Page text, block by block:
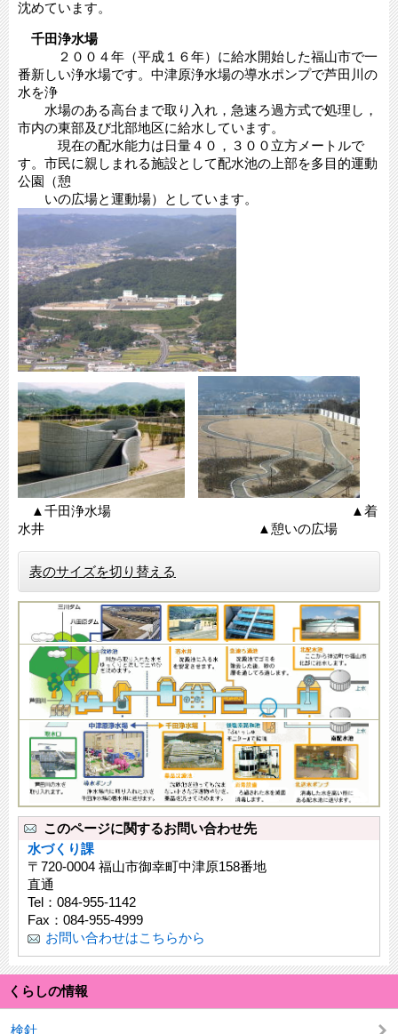
くらしの情報
検針
沈めています。
千田浄水場
２００４年（平成１６年）に給水開始した福山市で一
番新しい浄水場です。中津原浄水場の導水ポンプで芦田川の
水を浄
水場のある高台まで取り入れ，急速ろ過方式で処理し，
市内の東部及び北部地区に給水しています。
現在の配水能力は日量４０，３００立方メートルで
す。市民に親しまれる施設として配水池の上部を多目的運動
公園（憩
いの広場と運動場）としています。
▲千田浄水場 ▲着
水井 ▲憩いの広場
表のサイズを切り替える
このページに関するお問い合わせ先
水づくり課
〒720-0004 福山市御幸町中津原158番地
直通
Tel：084-955-1142
Fax：084-955-4999
お問い合わせはこちらから